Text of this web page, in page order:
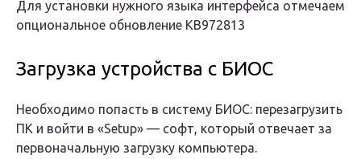
Для установки нужного языка интерфейса отмечаем
опциональное обновление KB972813
Загрузка устройства с БИОС
Необходимо попасть в систему БИОС: перезагрузить
ПК и войти в «Setup» — софт, который отвечает за
первоначальную загрузку компьютера.